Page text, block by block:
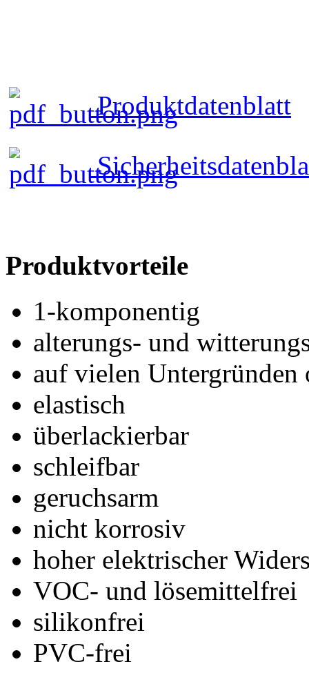
Produktdatenblatt
Produktvorteile
1-komponentig
alterungs- und
auf vielen Untergründen
elastisch
überlackierbar
schleifbar
geruchsarm
nicht korrosiv
hoher elektrischer
VOC- und lösemittelfrei
silikonfrei
PVC-frei